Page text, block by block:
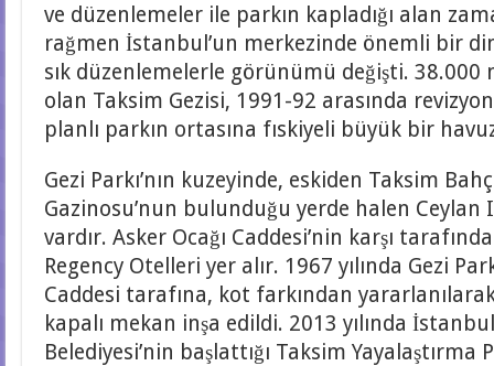
ve düzenlemeler ile parkın kapladığı alan
rağmen İstanbul’un merkezinde önemli bir
sık düzenlemelerle görünümü değişti. 38.000
olan Taksim Gezisi, 1991-92 arasında
planlı parkın ortasına fıskiyeli büyük bir
Gezi Parkı’nın kuzeyinde, eskiden Taksim
Gazinosu’nun bulunduğu yerde halen
vardır. Asker Ocağı Caddesi’nin karşı
Regency Otelleri yer alır. 1967 yılında Gezi
Caddesi tarafına, kot farkından
kapalı mekan inşa edildi. 2013 yılında
Belediyesi’nin başlattığı Taksim Yayalaştırma